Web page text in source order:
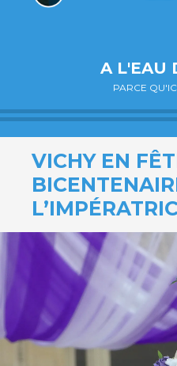
A L'EAU
PARCE
VICHY EN